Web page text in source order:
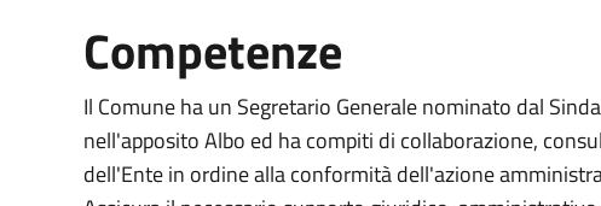
Competenze
Il Comune ha un Segretario Generale nominato dal
nell'apposito Albo ed ha compiti di collaborazione,
dell'Ente in ordine alla conformità dell'azione